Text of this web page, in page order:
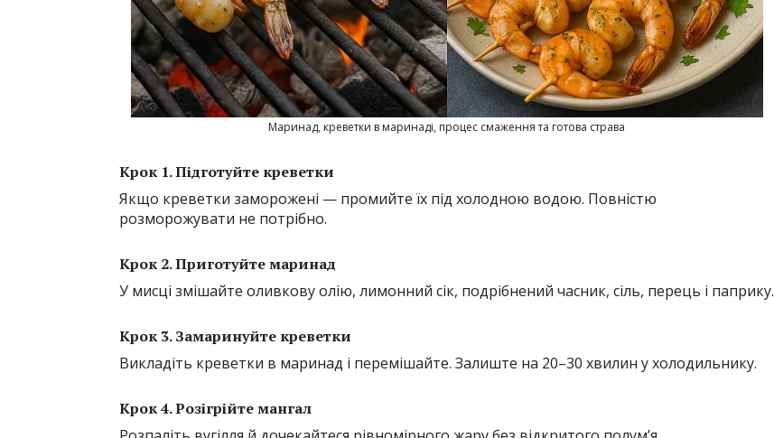
Маринад, креветки в маринаді, процес смаження та готова страва
Крок 1. Підготуйте креветки
Якщо креветки заморожені — промийте їх під холодною водою. Повністю
розморожувати не потрібно.
Крок 2. Приготуйте маринад
У мисці змішайте оливкову олію, лимонний сік, подрібнений часник, сіль, перець і паприку.
Крок 3. Замаринуйте креветки
Викладіть креветки в маринад і перемішайте. Залиште на 20–30 хвилин у холодильнику.
Крок 4. Розігрійте мангал